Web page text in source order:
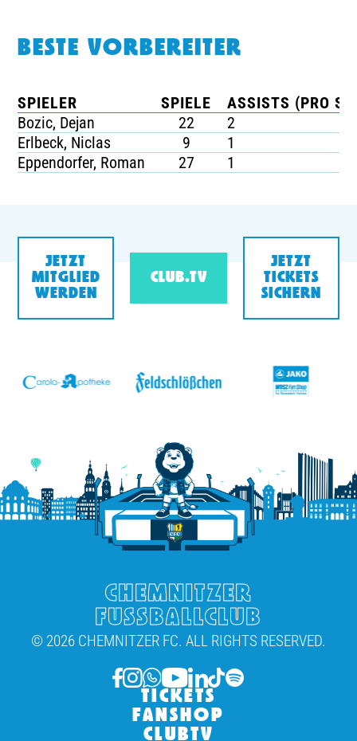
BESTE VORBEREITER
SPIELER SPIELE
ASSISTS (PRO
Bozic, Dejan
22
2
Erlbeck, Niclas
9
1
Eppendorfer, Roman
27 1
JETZT
MITGLIED
WERDEN
CLUB.TV
JETZT
TICKETS
SICHERN
CHEMNITZER
FUSSBALLCLUB
© 2026 CHEMNITZER FC. ALL RIGHTS RESERVED.
TICKETS
FANSHOP
CLUBTV